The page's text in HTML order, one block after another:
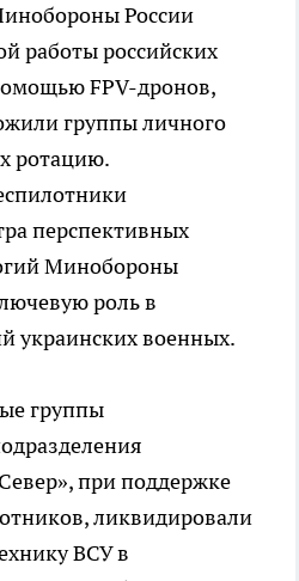
России
работы российских
FPV-дронов,
группы личного
ротацию.
перспективных
Минобороны
роль в
украинских военных.
группы
при поддержке
ликвидировали
ВСУ в